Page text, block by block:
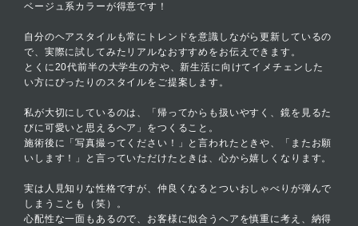
ベージュ系カラーが得意です！
自分のヘアスタイルも常にトレンドを意識しながら更新しているの
で、実際に試してみたリアルなおすすめをお伝えできます。
とくに20代前半の大学生の方や、新生活に向けてイメチェンした
い方にぴったりのスタイルをご提案します。
私が大切にしているのは、「帰ってからも扱いやすく、鏡を見るた
びに可愛いと思えるヘア」をつくること。
施術後に「写真撮ってください！」と言われたときや、「またお願
いします！」と言っていただけたときは、心から嬉しくなります。
実は人見知りな性格ですが、仲良くなるとついおしゃべりが弾んで
しまうことも（笑）。
心配性な一面もあるので、お客様に似合うヘアを慎重に考え、納得